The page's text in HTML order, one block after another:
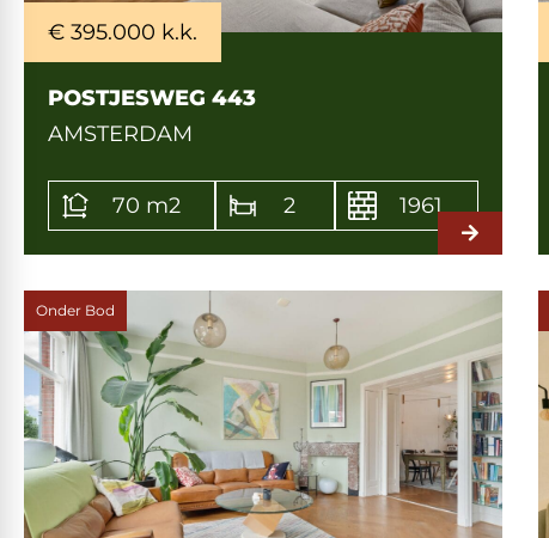
€ 395.000 k.k.
POSTJESWEG 443
AMSTERDAM
70 m2 2 1961
Onder Bod